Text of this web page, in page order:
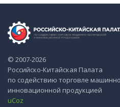
© 2007-2026
Российско-Китайская Палата
по содействию торговле
инновационной продукцией
uCoz